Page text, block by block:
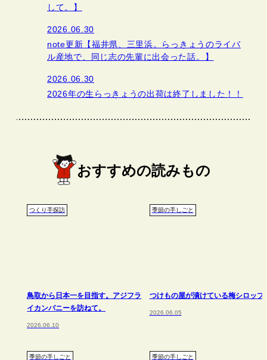
して。】
2026.06.30
note更新【福井県、三里浜。らっきょうのライバ
ル産地で、同じ志の先輩に出会った話。】
2026.06.30
2026年の生らっきょうの出荷は終了しました！！
おすすめの読みもの
つくり手探訪
鳥取から日本一を目指す。アジフラ
イカンパニーを訪ねて。
2026.06.10
季節の手しごと
つけもの屋が漬けている梅シロップ
2026.06.05
季節の手しごと 季節の手しごと